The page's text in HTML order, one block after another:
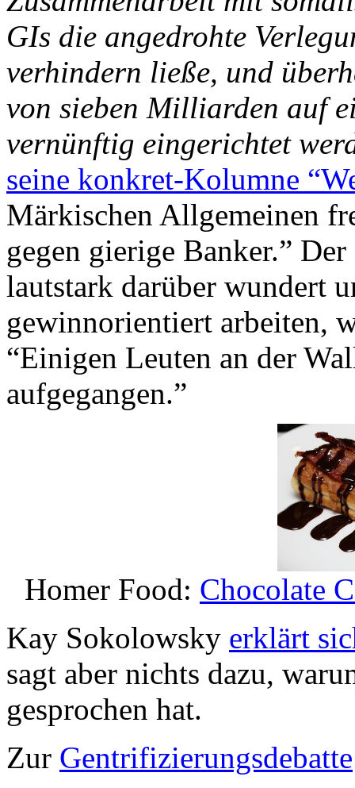
GIs die angedrohte
verhindern ließe, und
von sieben Milliarden auf
vernünftig eingerichtet
seine konkret-Kolumne
Märkischen Allgemeinen
gegen gierige Banker.”
lautstark darüber wundert
gewinnorientiert arbeiten,
“Einigen Leuten an der
aufgegangen.”
Homer Food: Chocolate
Kay Sokolowsky erklärt
sagt aber nichts dazu,
gesprochen hat.
Zur Gentrifizierungsdebatte